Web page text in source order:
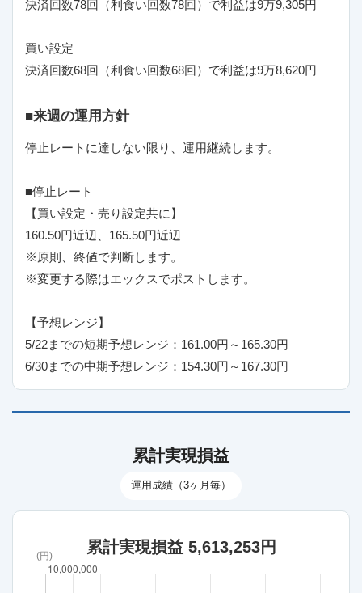
決済回数78回（利食い回数78回）で利益は9万9,305円
買い設定
決済回数68回（利食い回数68回）で利益は9万8,620円
■来週の運用方針
停止レートに達しない限り、運用継続します。
■停止レート
【買い設定・売り設定共に】
160.50円近辺、165.50円近辺
※原則、終値で判断します。
※変更する際はエックスでポストします。
【予想レンジ】
5/22までの短期予想レンジ：161.00円～165.30円
6/30までの中期予想レンジ：154.30円～167.30円
累計実現損益
運用成績（3ヶ月毎）